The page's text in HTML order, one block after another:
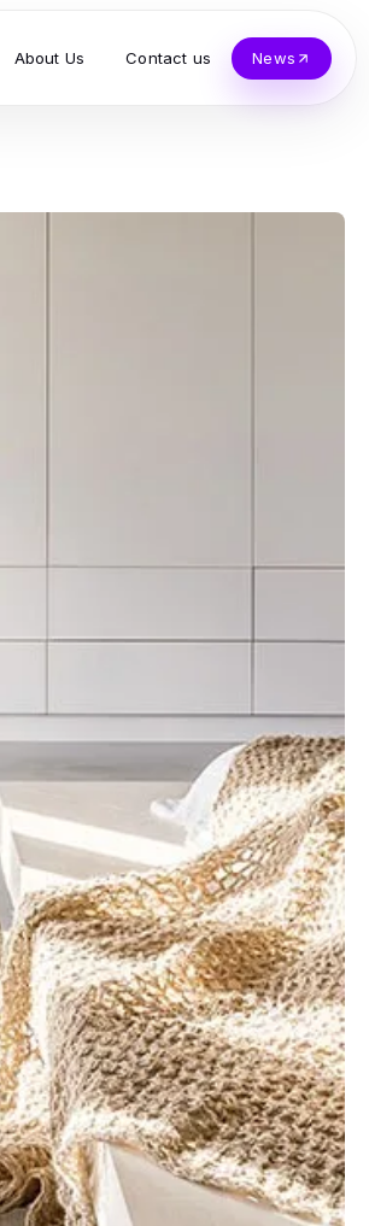
About Us Contact us News